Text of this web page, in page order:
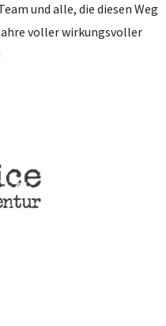
und alle, die diesen Weg
voller wirkungsvoller